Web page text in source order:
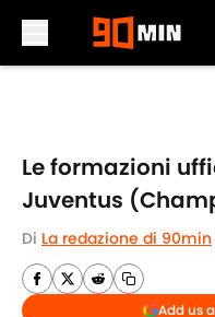
Le formazioni
Juventus
Di La redazione di 90min
Add us